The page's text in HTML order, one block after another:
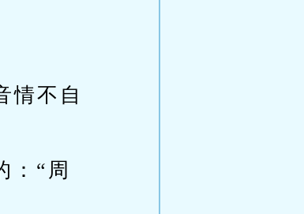
情不自
：“周